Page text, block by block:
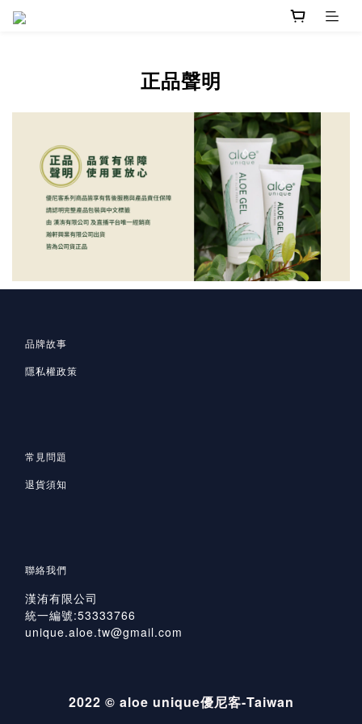
正品聲明
品牌故事
隱私權政策
常見問題
退貨須知
聯絡我們
漢洧有限公司
統一編號:53333766
unique.aloe.tw@gmail.com
2022 © aloe unique優尼客-Taiwan